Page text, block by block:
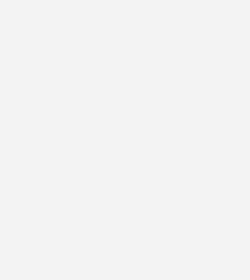
aus
mit Maccarius und
Walking Acts-Spaß
Neustadt
- Infostand mit